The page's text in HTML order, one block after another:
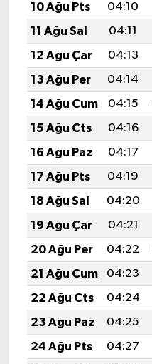
10 Ağu Pts
04:10
11 Ağu Sal
04:11
12 Ağu Çar
04:13
13 Ağu Per
04:14
14 Ağu Cum
04:15
15 Ağu Cts
04:16
16 Ağu Paz
04:17
17 Ağu Pts
04:19
18 Ağu Sal
04:20
19 Ağu Çar
04:21
20 Ağu Per
04:22
21 Ağu Cum
04:23
22 Ağu Cts
04:24
23 Ağu Paz
04:25
24 Ağu Pts
04:27